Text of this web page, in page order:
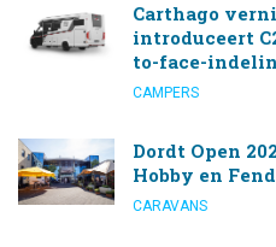
Carthago
introduceert
to-face-
CAMPERS
Dordt Open
Hobby en
CARAVANS